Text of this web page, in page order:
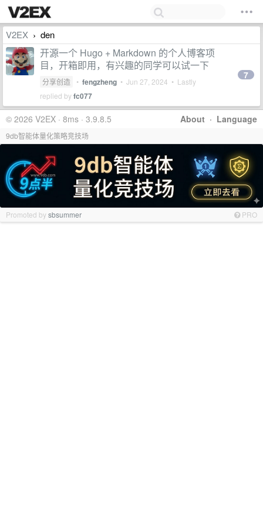
V2EX › den
开源一个 Hugo + Markdown 的个人博客项
目，开箱即用，有兴趣的同学可以试一下
分享创造 • fengzheng • Jun 27, 2024 • Lastly
replied byfc077
7
About · Language
© 2026 V2EX · 8ms · 3.9.8.5
9db智能体量化策略竞技场
Promoted bysbsummer PRO